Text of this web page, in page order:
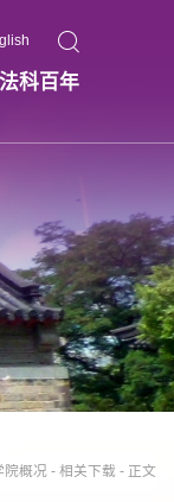
法科百年
院概况 - 相关下载 - 正文